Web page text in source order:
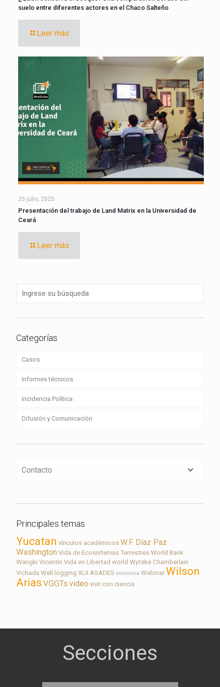
suelo entre diferentes actores en el Chaco Salteño
Leer más
25 julio, 2025
Presentación del trabajo de Land Matrix en la Universidad de
Ceará
Leer más
Categorías
Casos
Informes técnicos
Incidencia Política
Difusión y Comunicación
Contacto
Principales temas
Yucatan vínculos académicos W.F. Díaz Paz
Washington Vida de Ecosistemas Terrestres World Bank
Wangki Vicentin Vida en Libertad world Wytske Chamberlain
Vichada Well logging XLII ASADES violencia Webinar Wilson
Arias VGGTs video vivir con ciencia